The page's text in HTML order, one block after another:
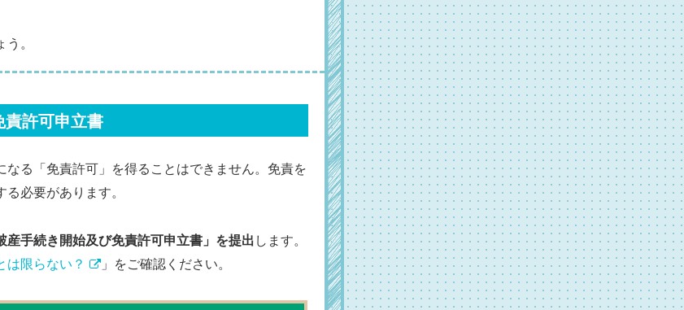
。
責許可申立書
る「免責許可」を得ることはできません。免責を
必要があります。
手続き開始及び免責許可申立書」を提出 します。
は限らない？ 」をご確認ください。